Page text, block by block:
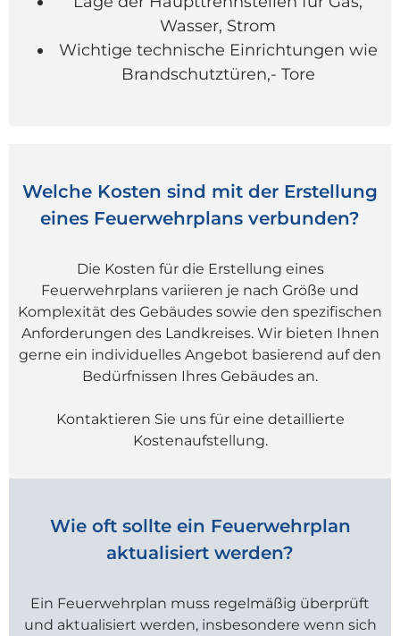
Wasser, Strom
Wichtige technische Einrichtungen wie
Brandschutztüren,- Tore
Welche Kosten sind mit der Erstellung
eines Feuerwehrplans verbunden?
Die Kosten für die Erstellung eines
Feuerwehrplans variieren je nach Größe und
Komplexität des Gebäudes sowie den spezifischen
Anforderungen des Landkreises. Wir bieten Ihnen
gerne ein individuelles Angebot basierend auf den
Bedürfnissen Ihres Gebäudes an.
Kontaktieren Sie uns für eine detaillierte
Kostenaufstellung.
Wie oft sollte ein Feuerwehrplan
aktualisiert werden?
Ein Feuerwehrplan muss regelmäßig überprüft
und aktualisiert werden, insbesondere wenn sich